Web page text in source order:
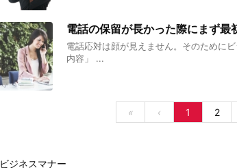
電話の保留が長かった際にまず最
電話応対は顔が見えません。そのために
内容」 ...
« ‹ 1 2
ビジネスマナー